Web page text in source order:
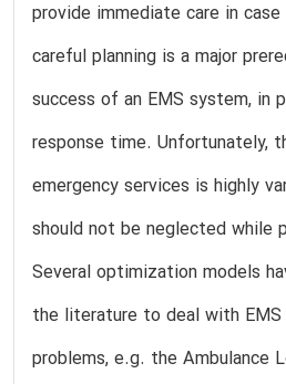
provide immediate care in
careful planning is a major
success of an EMS system, in
response time. Unfortunately,
emergency services is highly
should not be neglected while
Several optimization models
the literature to deal with EMS
problems, e.g. the Ambulance